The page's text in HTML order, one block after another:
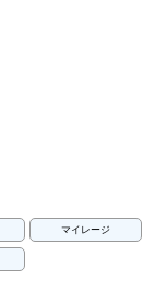
マイレージ